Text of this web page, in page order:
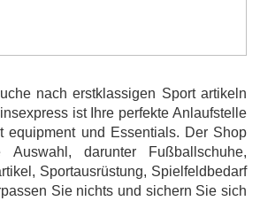
nach erstklassigen Sport artikeln
ist Ihre perfekte Anlaufstelle
equipment und Essentials. Der Shop
darunter Fußballschuhe,
Sportausrüstung, Spielfeldbedarf
Sie nichts und sichern Sie sich